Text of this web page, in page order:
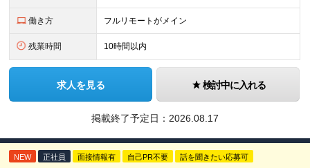
働き方 フルリモートがメイン
残業時間 10時間以内
求人を見る 検討中に入れる
掲載終了予定日： 2026.08.17
NEW 正社員 面接情報有 自己PR不要 話を聞きたい応募可